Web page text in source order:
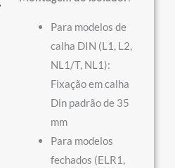
Para modelos de
calha DIN (L1, L2,
NL1/T, NL1):
Fixação em calha
Din padrão de 35
mm
Para modelos
fechados (ELR1,